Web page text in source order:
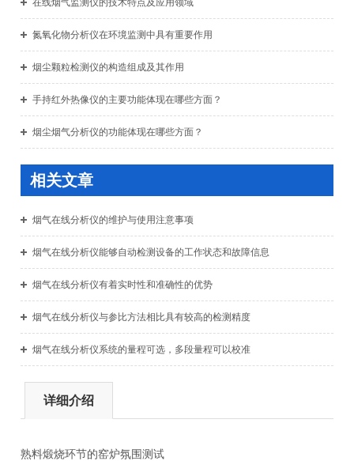
在线烟气监测仪的技术特点及应用领域
氮氧化物分析仪在环境监测中具有重要作用
烟尘颗粒检测仪的构造组成及其作用
手持红外热像仪的主要功能体现在哪些方面？
烟尘烟气分析仪的功能体现在哪些方面？
相关文章
烟气在线分析仪的维护与使用注意事项
烟气在线分析仪能够自动检测设备的工作状态和故障信息
烟气在线分析仪有着实时性和准确性的优势
烟气在线分析仪与参比方法相比具有较高的检测精度
烟气在线分析仪系统的量程可选，多段量程可以校准
详细介绍
熟料煅烧环节的窑炉氛围测试